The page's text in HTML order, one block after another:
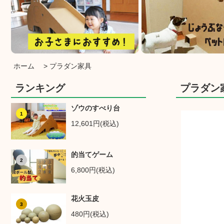
ホーム > プラダン家具
ランキング
1
ゾウのすべり台
12,601円(税込)
2
的当てゲーム
6,800円(税込)
3
花火玉皮
480円(税込)
プラダン